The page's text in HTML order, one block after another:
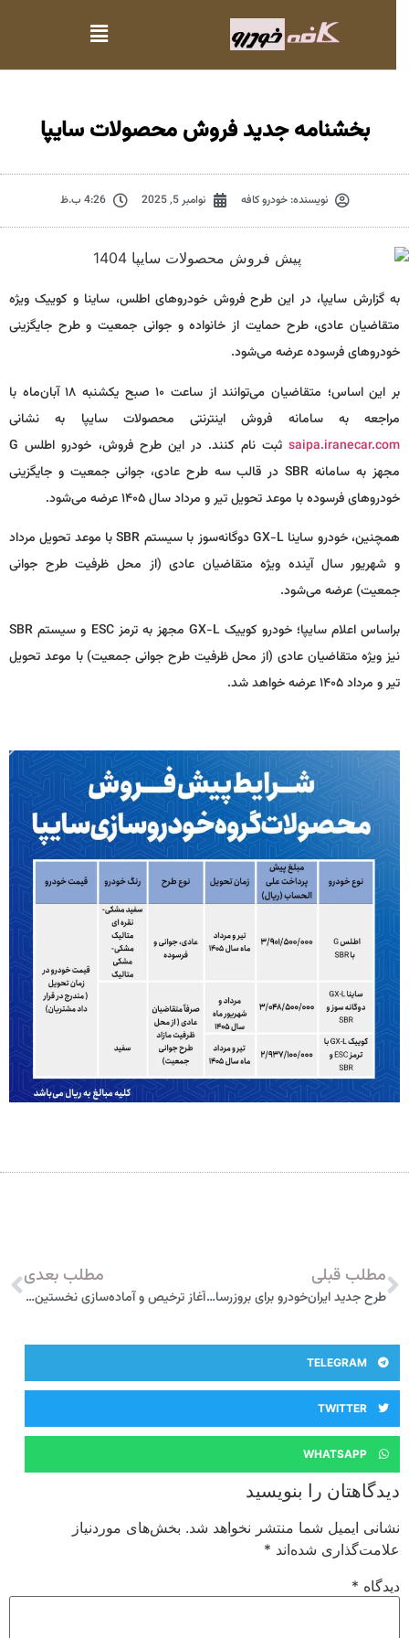
بخشنامه جدید فروش محصولات سایپا
نویسنده:خودرو کافه نوامبر 5, 2025 4:26 ب.ظ
به گزارش سایپا، در این طرح فروش خودرو‌های اطلس، ساینا و کوییک ویژه
متقاضیان عادی، طرح حمایت از خانواده و جوانی جمعیت و طرح جایگزینی
خودرو‌های فرسوده عرضه می‌شود.
بر این اساس؛ متقاضیان می‌توانند از ساعت ۱۰ صبح یکشنبه ۱۸ آبان‌ماه با
مراجعه به سامانه فروش اینترنتی محصولات سایپا به نشانی
saipa.iranecar.com
ثبت نام کنند. در این طرح فروش، خودرو اطلس G
مجهز به سامانه SBR در قالب سه طرح عادی، جوانی جمعیت و جایگزینی
خودرو‌های فرسوده با موعد تحویل تیر و مرداد سال ۱۴۰۵ عرضه می‌شود.
همچنین، خودرو ساینا GX-L دوگانه‌سوز با سیستم SBR با موعد تحویل مرداد
و شهریور سال آینده ویژه متقاضیان عادی (از محل ظرفیت طرح جوانی
جمعیت) عرضه می‌شود.
براساس اعلام سایپا؛ خودرو کوییک GX-L مجهز به ترمز ESC و سیستم SBR
نیز ویژه متقاضیان عادی (از محل ظرفیت طرح جوانی جمعیت) با موعد تحویل
تیر و مرداد ۱۴۰۵ عرضه خواهد شد.
مطلب قبلی
طرح جدید ایران‌خودرو برای بروزرسانی محصولات
مطلب بعدی
آغاز ترخیص و آماده‌سازی نخستین سری خودروهای NEVO A05 برای تحویل به مشتریان
TELEGRAM
TWITTER
WHATSAPP
دیدگاهتان را بنویسید
نشانی ایمیل شما منتشر نخواهد شد. بخش‌های موردنیاز
علامت‌گذاری شده‌اند*
دیدگاه*